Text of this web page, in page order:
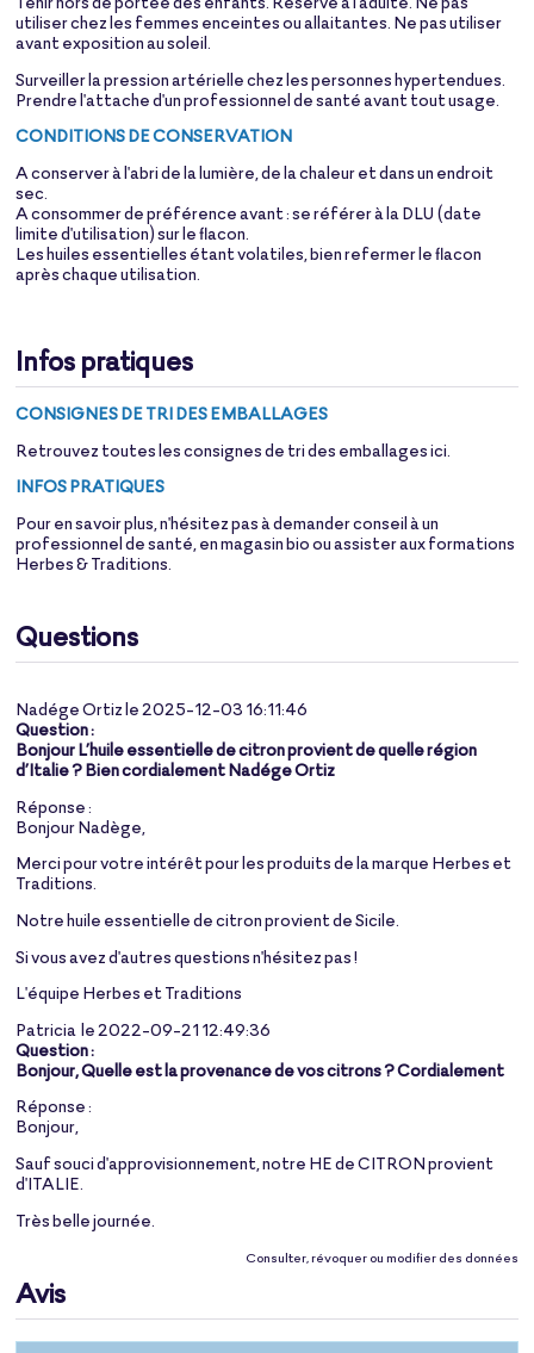
utiliser chez les femmes enceintes ou allaitantes. Ne pas utiliser
avant exposition au soleil.
Surveiller la pression artérielle chez les personnes hypertendues.
Prendre l'attache d'un professionnel de santé avant tout usage.
CONDITIONS DE CONSERVATION
A conserver à l'abri de la lumière, de la chaleur et dans un endroit
sec.
A consommer de préférence avant : se référer à la DLU (date
limite d'utilisation) sur le flacon.
Les huiles essentielles étant volatiles, bien refermer le flacon
après chaque utilisation.
Infos pratiques
CONSIGNES DE TRI DES EMBALLAGES
Retrouvez toutes les consignes de tri des emballagesici
INFOS PRATIQUES
Pour en savoir plus, n'hésitez pas à demander conseil à un
professionnel de santé, en magasin bio ou assister aux formations
Herbes & Traditions.
Questions
Nadége Ortiz le 2025-12-03 16:11:46
Question :
Bonjour L’huile essentielle de citron provient de quelle région
d’Italie ? Bien cordialement Nadége Ortiz
Réponse :
Bonjour Nadège,
Merci pour votre intérêt pour les produits de la marque Herbes et
Traditions.
Notre huile essentielle de citron provient de Sicile.
Si vous avez d'autres questions n'hésitez pas !
L'équipe Herbes et Traditions
Patricia le 2022-09-21 12:49:36
Question :
Bonjour, Quelle est la provenance de vos citrons ? Cordialement
Réponse :
Bonjour,
Sauf souci d'approvisionnement, notre HE de CITRON provient
d'ITALIE.
Très belle journée.
Consulter, révoquer ou modifier des données
Avis